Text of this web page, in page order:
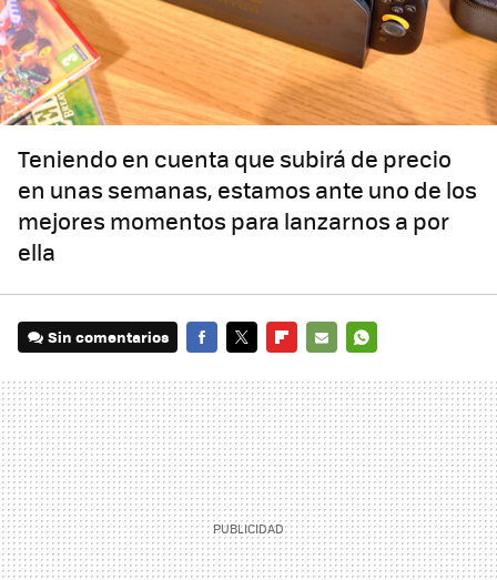
Teniendo en cuenta que subirá de precio
en unas semanas, estamos ante uno de los
mejores momentos para lanzarnos a por
ella
Sin comentarios
MAIL